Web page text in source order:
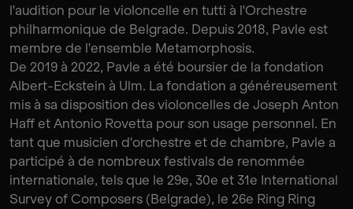
l'audition pour le violoncelle en tutti à l'Orchestre
philharmonique de Belgrade. Depuis 2018, Pavle est
membre de l'ensemble Metamorphosis.
De 2019 à 2022, Pavle a été boursier de la fondation
Albert-Eckstein à Ulm. La fondation a généreusement
mis à sa disposition des violoncelles de Joseph Anton
Haff et Antonio Rovetta pour son usage personnel. En
tant que musicien d'orchestre et de chambre, Pavle a
participé à de nombreux festivals de renommée
internationale, tels que le 29e, 30e et 31e International
Survey of Composers (Belgrade), le 26e Ring Ring